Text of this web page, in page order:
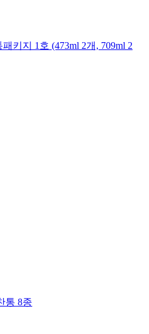
키지 1호 (473ml 2개, 709ml 2
통 8종